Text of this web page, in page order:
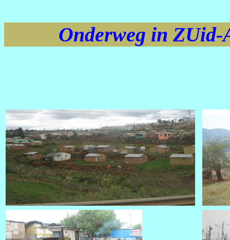
Onderweg in